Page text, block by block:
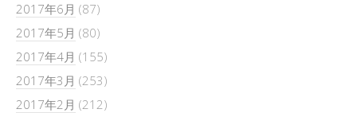
2017年6月 (87)
2017年5月 (80)
2017年4月 (155)
2017年3月 (253)
2017年2月 (212)